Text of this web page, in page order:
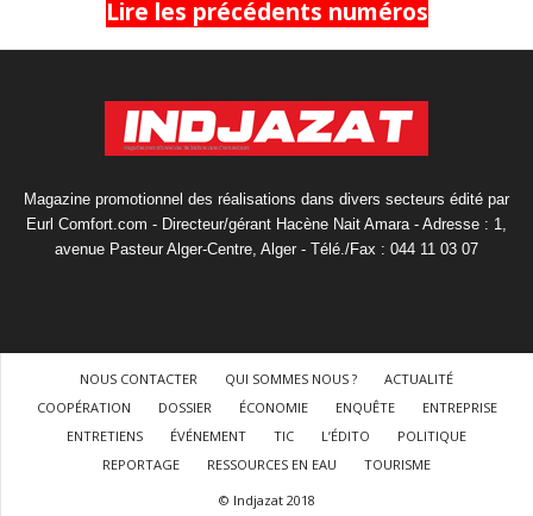
Lire les précédents numéros
Magazine promotionnel des réalisations dans divers secteurs édité par
Eurl Comfort.com - Directeur/gérant Hacène Nait Amara - Adresse : 1,
avenue Pasteur Alger-Centre, Alger - Télé./Fax : 044 11 03 07
NOUS CONTACTER QUI SOMMES NOUS ?
ACTUALITÉ
COOPÉRATION
DOSSIER ÉCONOMIE ENQUÊTE
ENTREPRISE
ENTRETIENS
ÉVÉNEMENT TIC L’ÉDITO
POLITIQUE
REPORTAGE
RESSOURCES EN EAU
TOURISME
© Indjazat 2018